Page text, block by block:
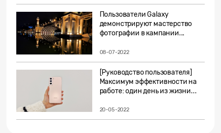
Пользователи Galaxy
демонстрируют мастерство
фотографии в кампании...
08-07-2022
[Руководство пользователя]
Максимум эффективности на
работе: один день из жизни...
20-05-2022